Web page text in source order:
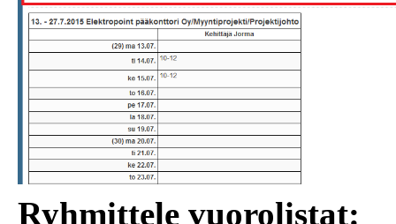
Ryhmittele vuorolistat: